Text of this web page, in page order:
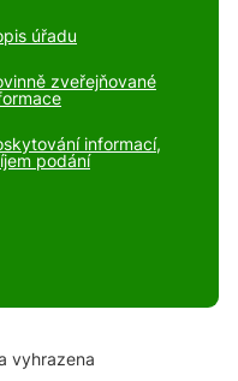
úřadu
zveřejňované
informací,
podání
vyhrazena